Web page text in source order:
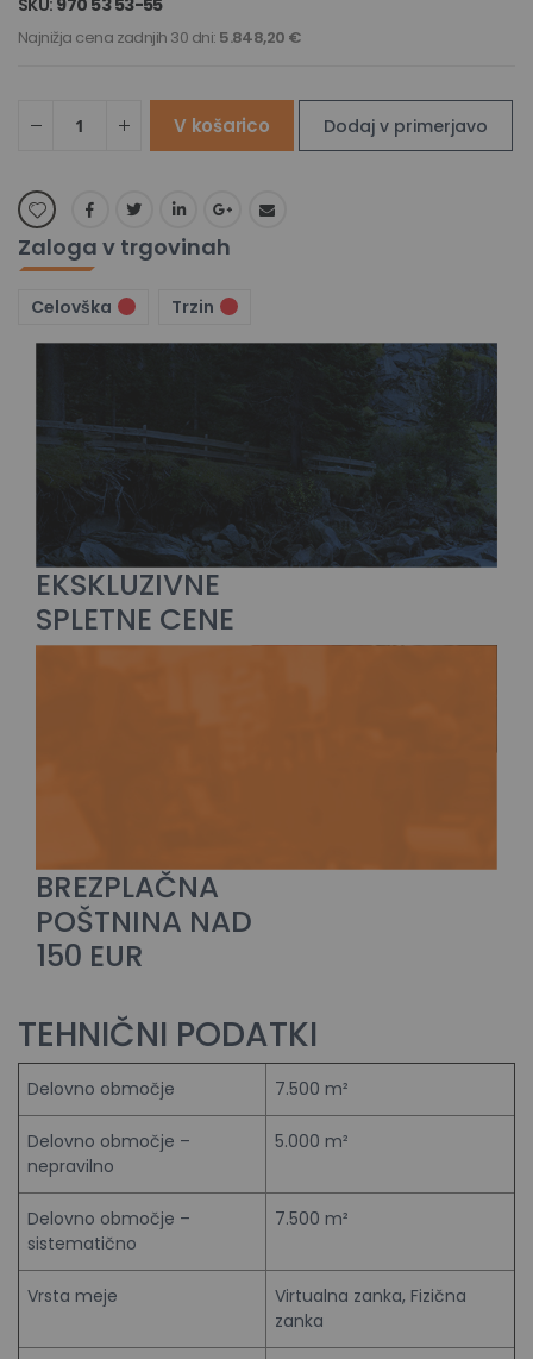
SKU 970 53 53-55
Najnižja cena zadnjih 30 dni: 5.848,20 €
V košarico Dodaj v primerjavo
Zaloga v trgovinah
Celovška Trzin
EKSKLUZIVNE
SPLETNE CENE
BREZPLAČNA
POŠTNINA NAD
150 EUR
TEHNIČNI PODATKI
Delovno območje 7.500 m²
Delovno območje –
nepravilno
5.000 m²
Delovno območje –
sistematično
7.500 m²
Vrsta meje
Virtualna zanka, Fizična
zanka